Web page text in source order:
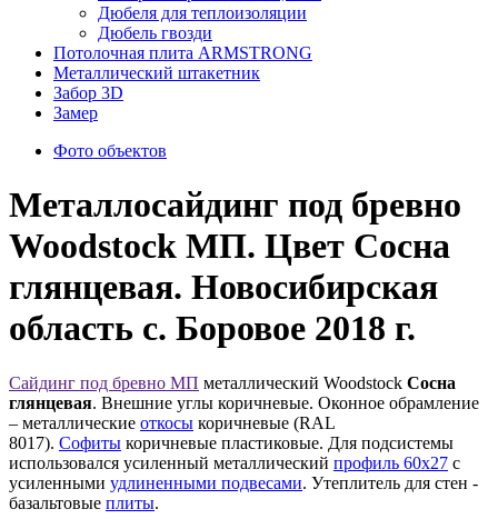
Дюбеля для теплоизоляции
Дюбель гвозди
Потолочная плита ARMSTRONG
Металлический штакетник
Забор 3D
Замер
Фото объектов
Металлосайдинг под бревно
Woodstock МП. Цвет Сосна
глянцевая. Новосибирская
область с. Боровое 2018 г.
Сайдинг под бревно МП металлический Woodstock Сосна
глянцевая. Внешние углы коричневые. Оконное обрамление
– металлические откосы коричневые (RAL
8017). Софиты коричневые пластиковые. Для подсистемы
использовался усиленный металлический профиль 60x27 с
усиленными удлиненными подвесами. Утеплитель для стен -
базальтовые плиты.